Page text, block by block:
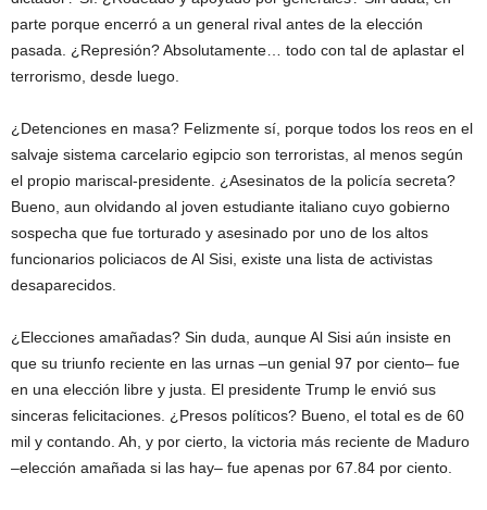
parte porque encerró a un general rival antes de la elección
pasada. ¿Represión? Absolutamente… todo con tal de aplastar el
terrorismo, desde luego.
¿Detenciones en masa? Felizmente sí, porque todos los reos en el
salvaje sistema carcelario egipcio son terroristas, al menos según
el propio mariscal-presidente. ¿Asesinatos de la policía secreta?
Bueno, aun olvidando al joven estudiante italiano cuyo gobierno
sospecha que fue torturado y asesinado por uno de los altos
funcionarios policiacos de Al Sisi, existe una lista de activistas
desaparecidos.
¿Elecciones amañadas? Sin duda, aunque Al Sisi aún insiste en
que su triunfo reciente en las urnas –un genial 97 por ciento– fue
en una elección libre y justa. El presidente Trump le envió sus
sinceras felicitaciones. ¿Presos políticos? Bueno, el total es de 60
mil y contando. Ah, y por cierto, la victoria más reciente de Maduro
–elección amañada si las hay– fue apenas por 67.84 por ciento.